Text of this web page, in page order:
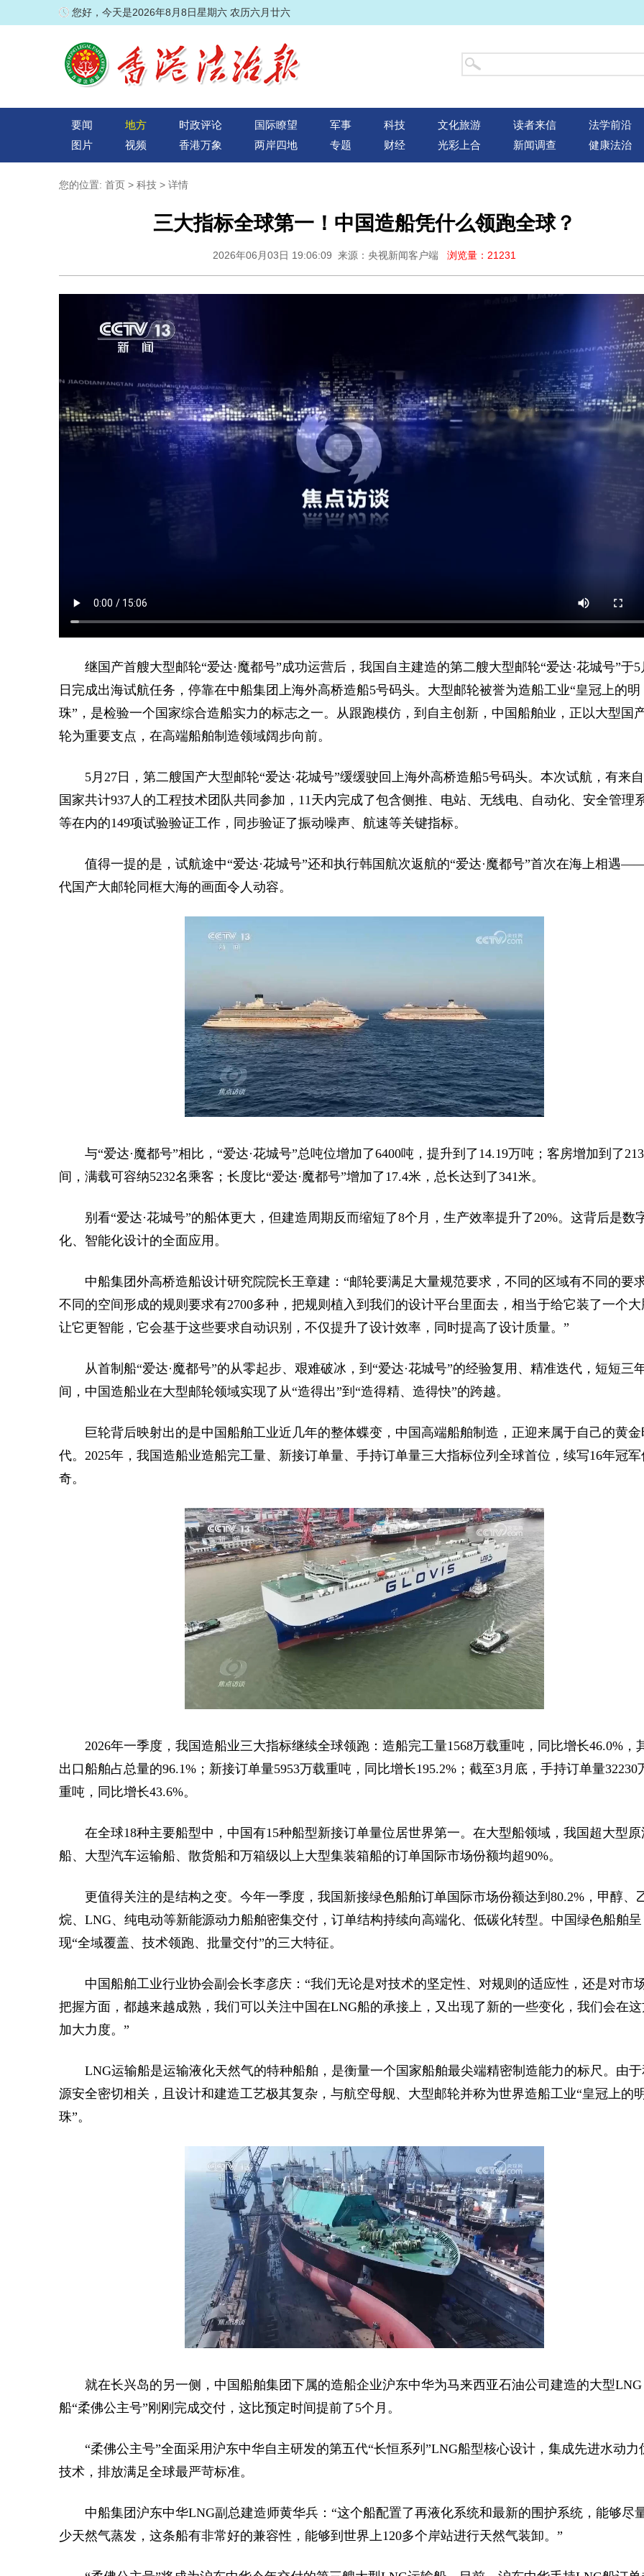
您好，今天是2026年8月8日星期六 农历六月廿六
要闻 地方 时政评论 国际瞭望 军事 科技 文化旅游 读者来信 法学前沿
图片
视频 香港万象 两岸四地 专题 财经 光彩上合 新闻调查 健康法治
您的位置: 首页 > 科技 > 详情
三大指标全球第一！中国造船凭什么领跑全球？
2026年06月03日 19:06:09 来源：央视新闻客户端 浏览量：21231
继国产首艘大型邮轮“爱达·魔都号”成功运营后，我国自主建造的第二艘大型邮轮“爱达·花城号”于5
日完成出海试航任务，停靠在中船集团上海外高桥造船5号码头。大型邮轮被誉为造船工业“皇冠上的明
珠”，是检验一个国家综合造船实力的标志之一。从跟跑模仿，到自主创新，中国船舶业，正以大型国
轮为重要支点，在高端船舶制造领域阔步向前。
5月27日，第二艘国产大型邮轮“爱达·花城号”缓缓驶回上海外高桥造船5号码头。本次试航，有来
国家共计937人的工程技术团队共同参加，11天内完成了包含侧推、电站、无线电、自动化、安全管理
等在内的149项试验验证工作，同步验证了振动噪声、航速等关键指标。
值得一提的是，试航途中“爱达·花城号”还和执行韩国航次返航的“爱达·魔都号”首次在海上相遇
代国产大邮轮同框大海的画面令人动容。
与“爱达·魔都号”相比，“爱达·花城号”总吨位增加了6400吨，提升到了14.19万吨；客房增加到了
间，满载可容纳5232名乘客；长度比“爱达·魔都号”增加了17.4米，总长达到了341米。
别看“爱达·花城号”的船体更大，但建造周期反而缩短了8个月，生产效率提升了20%。这背后是数
化、智能化设计的全面应用。
中船集团外高桥造船设计研究院院长王章建：“邮轮要满足大量规范要求，不同的区域有不同的要
不同的空间形成的规则要求有2700多种，把规则植入到我们的设计平台里面去，相当于给它装了一个大
让它更智能，它会基于这些要求自动识别，不仅提升了设计效率，同时提高了设计质量。”
从首制船“爱达·魔都号”的从零起步、艰难破冰，到“爱达·花城号”的经验复用、精准迭代，短短三
间，中国造船业在大型邮轮领域实现了从“造得出”到“造得精、造得快”的跨越。
巨轮背后映射出的是中国船舶工业近几年的整体蝶变，中国高端船舶制造，正迎来属于自己的黄金
代。2025年，我国造船业造船完工量、新接订单量、手持订单量三大指标位列全球首位，续写16年冠军
奇。
2026年一季度，我国造船业三大指标继续全球领跑：造船完工量1568万载重吨，同比增长46.0%，
出口船舶占总量的96.1%；新接订单量5953万载重吨，同比增长195.2%；截至3月底，手持订单量32230
重吨，同比增长43.6%。
在全球18种主要船型中，中国有15种船型新接订单量位居世界第一。在大型船领域，我国超大型原
船、大型汽车运输船、散货船和万箱级以上大型集装箱船的订单国际市场份额均超90%。
更值得关注的是结构之变。今年一季度，我国新接绿色船舶订单国际市场份额达到80.2%，甲醇、
烷、LNG、纯电动等新能源动力船舶密集交付，订单结构持续向高端化、低碳化转型。中国绿色船舶呈
现“全域覆盖、技术领跑、批量交付”的三大特征。
中国船舶工业行业协会副会长李彦庆：“我们无论是对技术的坚定性、对规则的适应性，还是对市
把握方面，都越来越成熟，我们可以关注中国在LNG船的承接上，又出现了新的一些变化，我们会在这
加大力度。”
LNG运输船是运输液化天然气的特种船舶，是衡量一个国家船舶最尖端精密制造能力的标尺。由
源安全密切相关，且设计和建造工艺极其复杂，与航空母舰、大型邮轮并称为世界造船工业“皇冠上的明
珠”。
就在长兴岛的另一侧，中国船舶集团下属的造船企业沪东中华为马来西亚石油公司建造的大型LNG
船“柔佛公主号”刚刚完成交付，这比预定时间提前了5个月。
“柔佛公主号”全面采用沪东中华自主研发的第五代“长恒系列”LNG船型核心设计，集成先进水动力
技术，排放满足全球最严苛标准。
中船集团沪东中华LNG副总建造师黄华兵：“这个船配置了再液化系统和最新的围护系统，能够尽
少天然气蒸发，这条船有非常好的兼容性，能够到世界上120多个岸站进行天然气装卸。”